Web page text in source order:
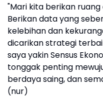
​"Mari kita berikan
Berikan data yang
kelebihan dan
dicarikan strategi
saya yakin Sensus
tonggak penting
berdaya saing, dan
(nur)